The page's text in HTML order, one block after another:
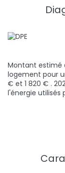
Montant estimé
logement pour
€ et 1 820 € .
l'énergie